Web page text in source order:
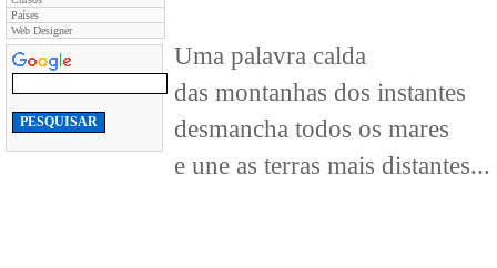
Países
Web Designer
Uma palavra calda
das montanhas dos instantes
desmancha todos os mares
e une as terras mais distantes...